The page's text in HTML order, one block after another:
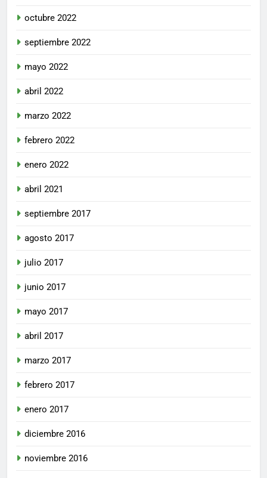
octubre 2022
septiembre 2022
mayo 2022
abril 2022
marzo 2022
febrero 2022
enero 2022
abril 2021
septiembre 2017
agosto 2017
julio 2017
junio 2017
mayo 2017
abril 2017
marzo 2017
febrero 2017
enero 2017
diciembre 2016
noviembre 2016